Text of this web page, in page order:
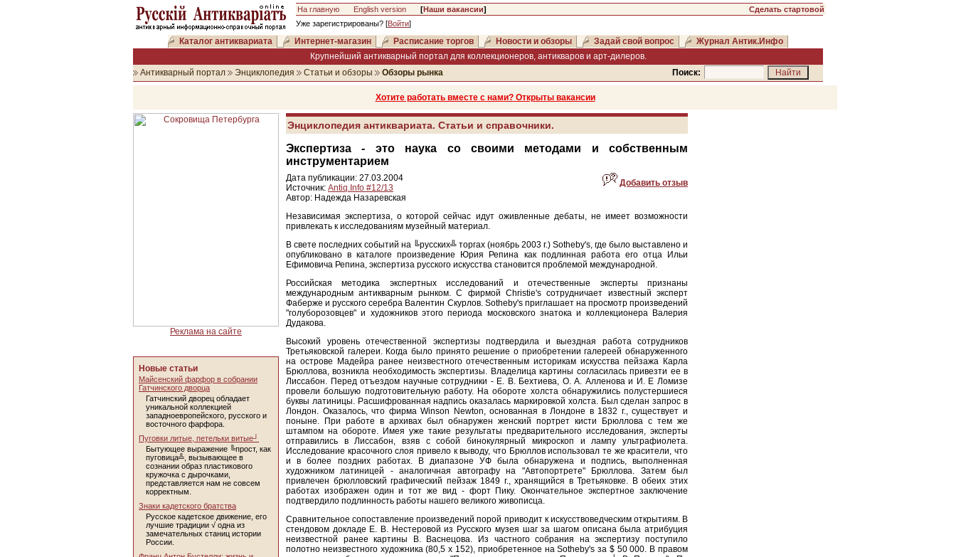
На главную English version [Наши вакансии]
Уже зарегистрированы? [Войти]
Сделать стартовой
Каталог антиквариата Интернет-магазин Расписание торгов Новости и обзоры Задай свой вопрос
Журнал Антик.Инфо
Крупнейший антикварный портал для коллекционеров, антикваров и арт-дилеров.
Антикварный портал
Энциклопедия Статьи и обзоры Обзоры рынка Поиск:
Хотите работать вместе с нами? Открыты вакансии
Реклама на сайте
Новые статьи
Майсенский фарфор в собрании
Гатчинского дворца
Гатчинский дворец обладает
уникальной коллекцией
западноевропейского, русского и
восточного фарфора.
Пуговки литые, петельки витые┘
Бытующее выражение ╚прост, как
пуговица╩, вызывающее в
сознании образ пластикового
кружочка с дырочками,
представляется нам не совсем
корректным.
Знаки кадетского братства
Русское кадетское движение, его
лучшие традиции √ одна из
замечательных станиц истории
России.
Энциклопедия антиквариата. Статьи и справочники.
Экспертиза - это наука со своими методами и собственным
инструментарием
Дата публикации: 27.03.2004
Источник: Antiq.Info #12/13
Автор: Надежда Назаревская
Добавить отзыв
Независимая экспертиза, о которой сейчас идут оживленные дебаты, не имеет возможности
привлекать к исследованиям музейный материал.
В свете последних событий на ╚русских╩ торгах (ноябрь 2003 г.) Sotheby's, где было выставлено и
опубликовано в каталоге произведение Юрия Репина как подлинная работа его отца Ильи
Ефимовича Репина, экспертиза русского искусства становится проблемой международной.
Российская методика экспертных исследований и отечественные эксперты признаны
международным антикварным рынком. С фирмой Christie's сотрудничает известный эксперт
Фаберже и русского серебра Валентин Скурлов. Sotheby's приглашает на просмотр произведений
"голуборозовцев" и художников этого периода московского знатока и коллекционера Валерия
Дудакова.
Высокий уровень отечественной экспертизы подтвердила и выездная работа сотрудников
Третьяковской галереи. Когда было принято решение о приобретении галереей обнаруженного
на острове Мадейра ранее неизвестного отечественным историкам искусства пейзажа Карла
Брюллова, возникла необходимость экспертизы. Владелица картины согласилась привезти ее в
Лиссабон. Перед отъездом научные сотрудники - Е. В. Бехтиева, О. А. Алленова и И. Е Ломизе
провели большую подготовительную работу. На обороте холста обнаружились полустершиеся
буквы латиницы. Расшифрованная надпись оказалась маркировкой холста. Был сделан запрос в
Лондон. Оказалось, что фирма Winson Newton, основанная в Лондоне в 1832 г., существует и
поныне. При работе в архивах был обнаружен женский портрет кисти Брюллова с тем же
штампом на обороте. Имея уже такие результаты предварительного исследования, эксперты
отправились в Лиссабон, взяв с собой бинокулярный микроскоп и лампу ультрафиолета.
Исследование красочного слоя привело к выводу, что Брюллов использовал те же красители, что
и в более поздних работах. В диапазоне УФ была обнаружена и подпись, выполненная
художником латиницей - аналогичная автографу на "Автопортрете" Брюллова. Затем был
привлечен брюлловский графический пейзаж 1849 г., хранящийся в Третьяковке. В обеих этих
работах изображен один и тот же вид - форт Пику. Окончательное экспертное заключение
подтвердило подлинность работы нашего великого живописца.
Сравнительное сопоставление произведений порой приводит к искусствоведческим открытиям. В
стендовом докладе Е. В. Нестеровой из Русского музея шаг за шагом описана была атрибуция
неизвестной ранее картины В. Васнецова. Из частного собрания на экспертизу поступило
полотно неизвестного художника (80,5 х 152), приобретенное на Sotheby's за $ 50 000. В правом